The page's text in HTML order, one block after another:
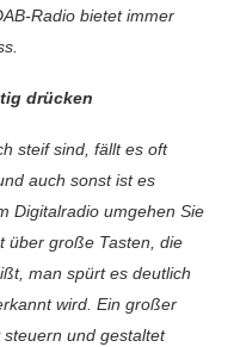
Radio bietet immer
drücken
steif sind, fällt es oft
auch sonst ist es
Digitalradio umgehen Sie
über große Tasten, die
man spürt es deutlich
wird. Ein großer
und gestaltet